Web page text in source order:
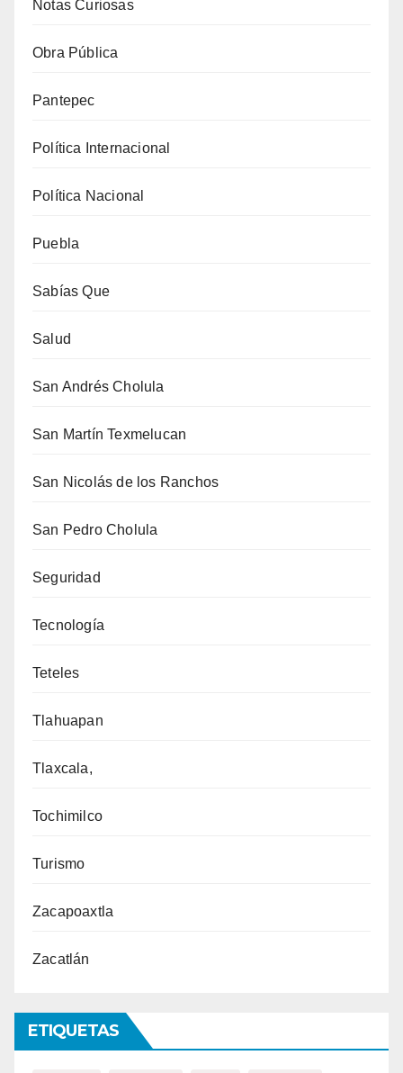
Notas Curiosas
Obra Pública
Pantepec
Política Internacional
Política Nacional
Puebla
Sabías Que
Salud
San Andrés Cholula
San Martín Texmelucan
San Nicolás de los Ranchos
San Pedro Cholula
Seguridad
Tecnología
Teteles
Tlahuapan
Tlaxcala,
Tochimilco
Turismo
Zacapoaxtla
Zacatlán
ETIQUETAS